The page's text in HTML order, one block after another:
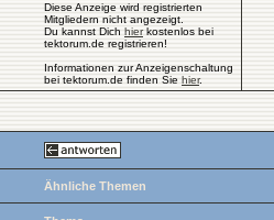
Diese Anzeige wird registrierten
Mitgliedern nicht angezeigt.
Du kannst Dich hierkostenlos bei
tektorum.de registrieren!
Informationen zur Anzeigenschaltung
bei tektorum.de finden Sie hier.
Ähnliche Themen